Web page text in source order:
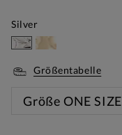
Silver
Größentabelle
Größe ONE SIZE